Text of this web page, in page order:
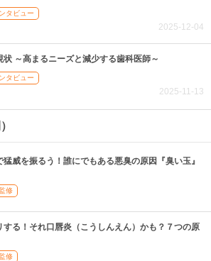
タビュー
2025-12-04
状 ～高まるニーズと減少する歯科医師～
タビュー
2025-11-13
猛威を振るう！誰にでもある悪臭の原因『臭い玉』
修
する！それ口唇炎（こうしんえん）かも？７つの原
修